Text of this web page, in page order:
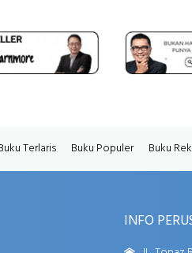
Terlaris Buku Populer Buku
INFO